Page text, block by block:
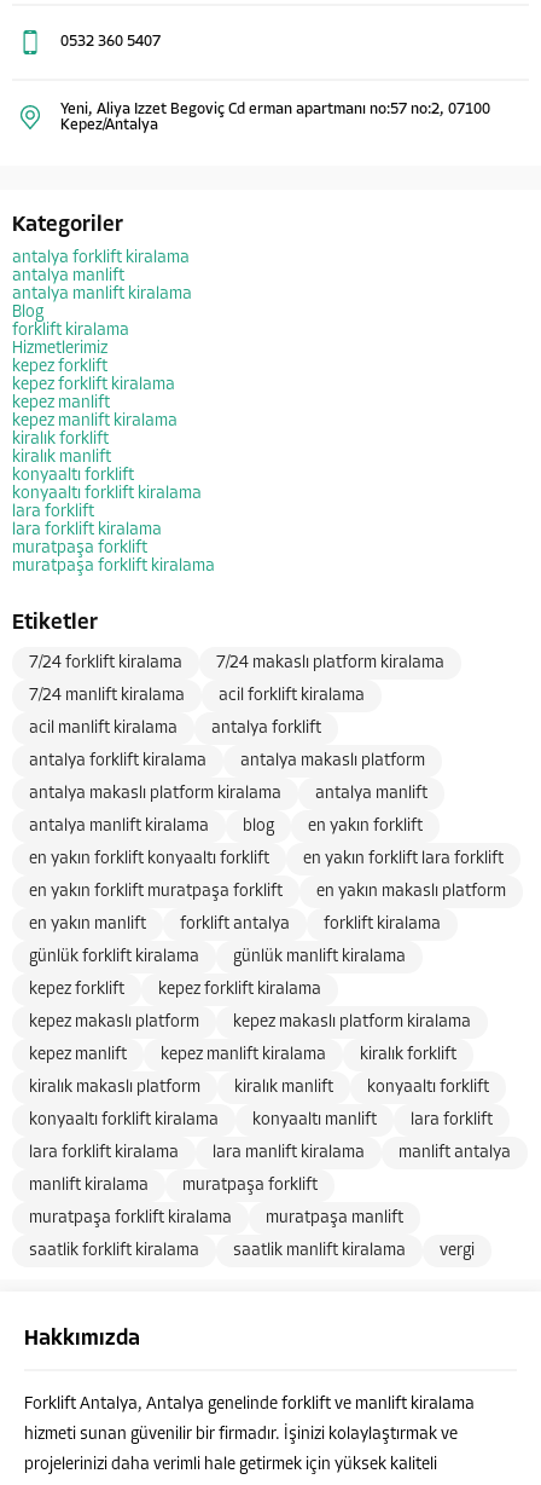
0532 360 5407
Yeni, Aliya Izzet Begoviç Cd erman apartmanı no:57 no:2, 07100
Kepez/Antalya
Kategoriler
antalya forklift kiralama
antalya manlift
antalya manlift kiralama
Blog
forklift kiralama
Hizmetlerimiz
kepez forklift
kepez forklift kiralama
kepez manlift
kepez manlift kiralama
kiralık forklift
kiralık manlift
konyaaltı forklift
konyaaltı forklift kiralama
lara forklift
lara forklift kiralama
muratpaşa forklift
muratpaşa forklift kiralama
Etiketler
7/24 forklift kiralama
7/24 makaslı platform kiralama
7/24 manlift kiralama
acil forklift kiralama
acil manlift kiralama
antalya forklift
antalya forklift kiralama
antalya makaslı platform
antalya makaslı platform kiralama
antalya manlift
antalya manlift kiralama
blog
en yakın forklift
en yakın forklift konyaaltı forklift
en yakın forklift lara forklift
en yakın forklift muratpaşa forklift
en yakın makaslı platform
en yakın manlift
forklift antalya
forklift kiralama
günlük forklift kiralama
günlük manlift kiralama
kepez forklift
kepez forklift kiralama
kepez makaslı platform
kepez makaslı platform kiralama
kepez manlift
kepez manlift kiralama
kiralık forklift
kiralık makaslı platform
kiralık manlift
konyaaltı forklift
konyaaltı forklift kiralama
konyaaltı manlift
lara forklift
lara forklift kiralama
lara manlift kiralama
manlift antalya
manlift kiralama
muratpaşa forklift
muratpaşa forklift kiralama
muratpaşa manlift
saatlik forklift kiralama
saatlik manlift kiralama vergi
Hakkımızda
Forklift Antalya, Antalya genelinde forklift ve manlift kiralama
hizmeti sunan güvenilir bir firmadır. İşinizi kolaylaştırmak ve
projelerinizi daha verimli hale getirmek için yüksek kaliteli